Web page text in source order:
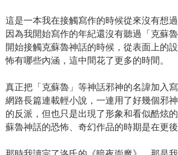
這是一本我在接觸寫作的時候從來沒有想
因為我開始寫作的年紀還沒有聽過「克蘇
開始接觸克蘇魯神話的時候，從表面上的
怖有哪些內涵，這中間花了更多的時間。
真正把「克蘇魯」等神話邪神的名諱加入
網路長篇連載輕小說，一連用了好幾個邪
的反派，但也只是出現了形象和看似酷炫
蘇魯神話的恐怖、奇幻作品的時期是在更後